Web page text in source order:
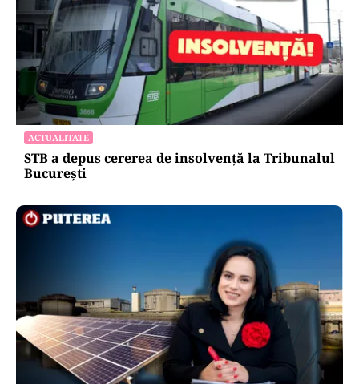
ACTUALITATE
STB a depus cererea de insolvență la Tribunalul
București